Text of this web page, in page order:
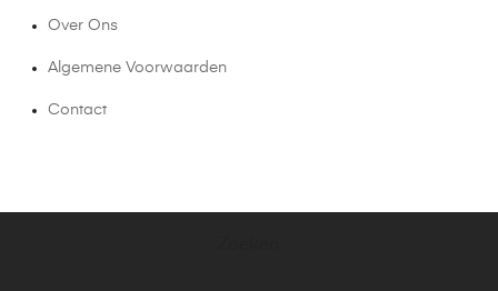
Over Ons
Algemene Voorwaarden
Contact